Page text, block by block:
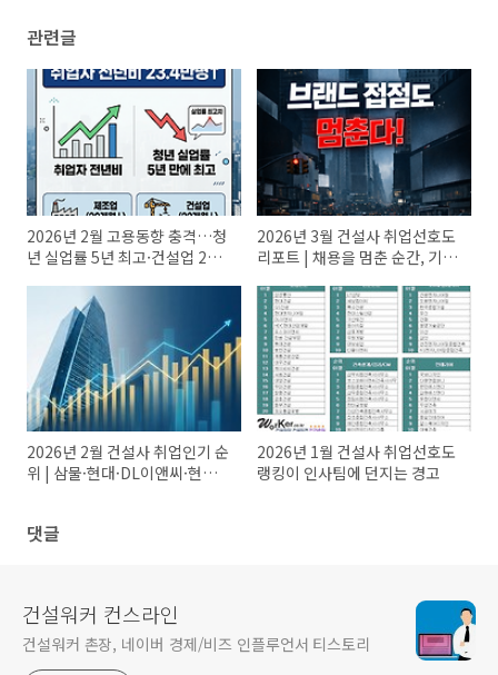
관련글
2026년 2월 고용동향 충격…청
년 실업률 5년 최고·건설업 22
2026년 3월 건설사 취업선호도
리포트 | 채용을 멈춘 순간, 기업
2026년 2월 건설사 취업인기 순
위 | 삼물·현대·DL이앤씨·현엔
2026년 1월 건설사 취업선호도
랭킹이 인사팀에 던지는 경고
댓글
건설워커 컨스라인
건설워커 촌장, 네이버 경제/비즈 인플루언서 티스토리